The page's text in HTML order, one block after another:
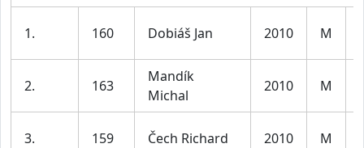
1. 160 Dobiáš Jan 2010 M
2. 163
Mandík
Michal
2010 M
3. 159 Čech Richard 2010 M